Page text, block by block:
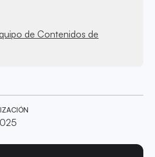
de Contenidos de